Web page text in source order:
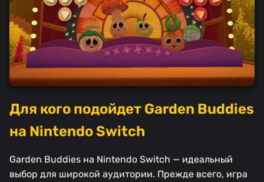
Для кого подойдет Garden Buddies
на Nintendo Switch
Garden Buddies на Nintendo Switch — идеальный
выбор для широкой аудитории. Прежде всего, игра